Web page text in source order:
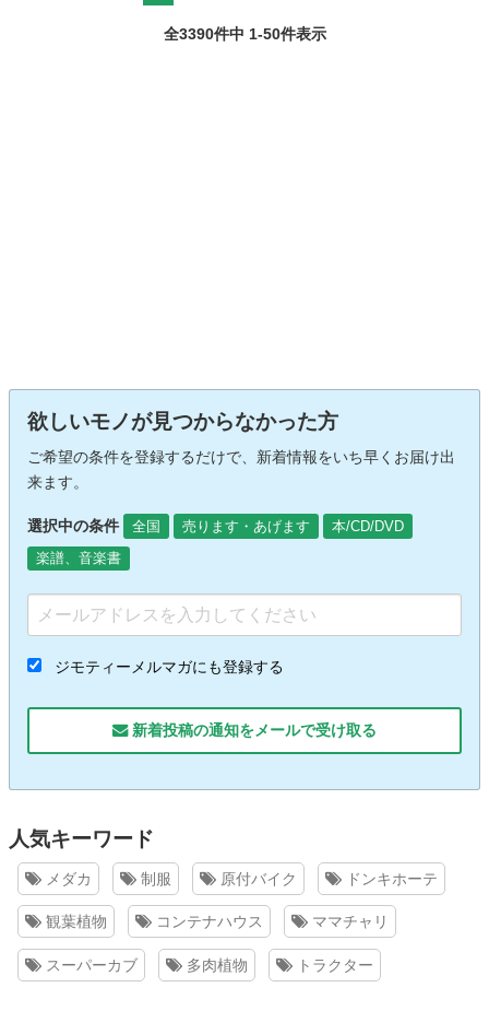
全3390件中 1-50件表示
欲しいモノが見つからなかった方
ご希望の条件を登録するだけで、新着情報をいち早くお届け出
来ます。
選択中の条件 全国 売ります・あげます
本/CD/DVD
楽譜、音楽書
ジモティーメルマガにも登録する
新着投稿の通知をメールで受け取る
人気キーワード
メダカ 制服 原付バイク ドンキホーテ
観葉植物 コンテナハウス ママチャリ
スーパーカブ 多肉植物 トラクター